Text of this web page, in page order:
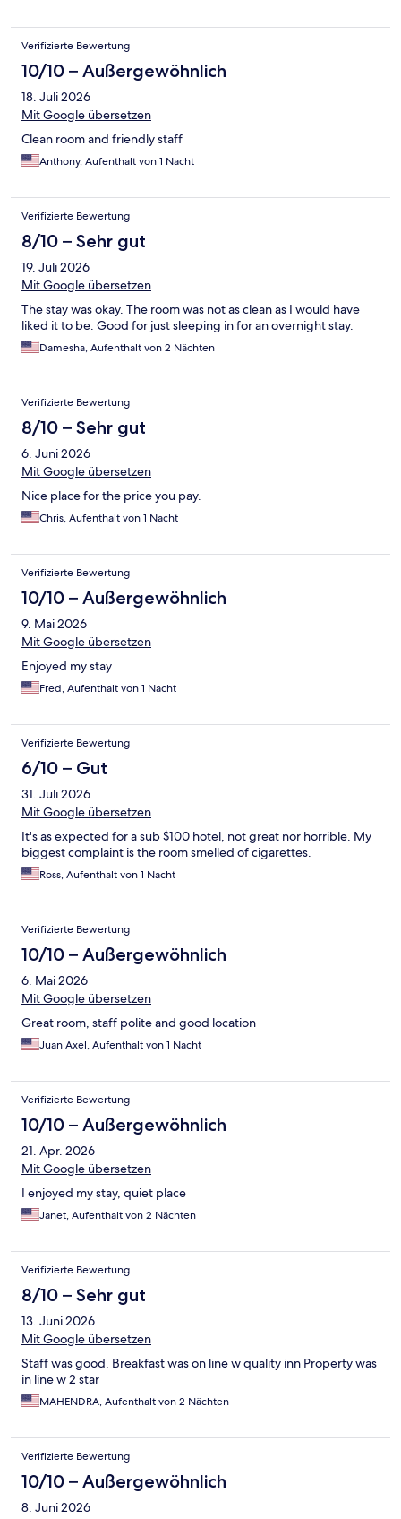
Verifizierte Bewertung
10/10 – Außergewöhnlich
18. Juli 2026
Mit Google übersetzen
Clean room and friendly staff
Anthony, Aufenthalt von 1 Nacht
Verifizierte Bewertung
8/10 – Sehr gut
19. Juli 2026
Mit Google übersetzen
The stay was okay. The room was not as clean as I would have
liked it to be. Good for just sleeping in for an overnight stay.
Damesha, Aufenthalt von 2 Nächten
Verifizierte Bewertung
8/10 – Sehr gut
6. Juni 2026
Mit Google übersetzen
Nice place for the price you pay.
Chris, Aufenthalt von 1 Nacht
Verifizierte Bewertung
10/10 – Außergewöhnlich
9. Mai 2026
Mit Google übersetzen
Enjoyed my stay
Fred, Aufenthalt von 1 Nacht
Verifizierte Bewertung
6/10 – Gut
31. Juli 2026
Mit Google übersetzen
It's as expected for a sub $100 hotel, not great nor horrible. My
biggest complaint is the room smelled of cigarettes.
Ross, Aufenthalt von 1 Nacht
Verifizierte Bewertung
10/10 – Außergewöhnlich
6. Mai 2026
Mit Google übersetzen
Great room, staff polite and good location
Juan Axel, Aufenthalt von 1 Nacht
Verifizierte Bewertung
10/10 – Außergewöhnlich
21. Apr. 2026
Mit Google übersetzen
I enjoyed my stay, quiet place
Janet, Aufenthalt von 2 Nächten
Verifizierte Bewertung
8/10 – Sehr gut
13. Juni 2026
Mit Google übersetzen
Staff was good. Breakfast was on line w quality inn Property was
in line w 2 star
MAHENDRA, Aufenthalt von 2 Nächten
Verifizierte Bewertung
10/10 – Außergewöhnlich
8. Juni 2026